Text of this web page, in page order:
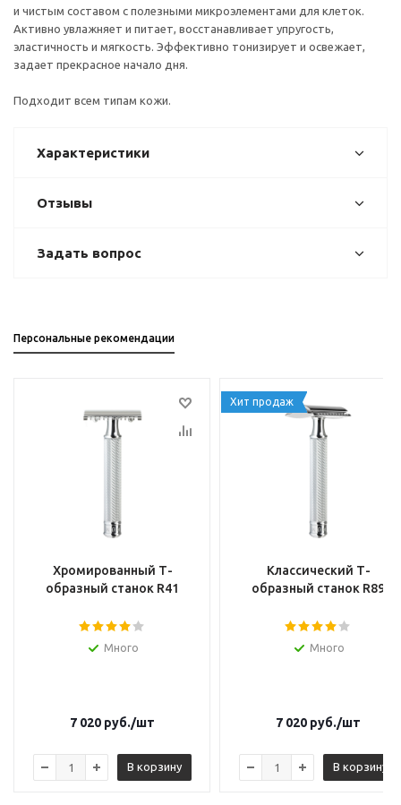
и чистым составом с полезными микроэлементами для клеток.
Активно увлажняет и питает, восстанавливает упругость,
эластичность и мягкость. Эффективно тонизирует и освежает,
задает прекрасное начало дня.
Подходит всем типам кожи.
Характеристики
Отзывы
Задать вопрос
Персональные рекомендации
Хромированный Т-
образный станок R41
Много
7 020 руб./шт
В корзину
Хит продаж
Классический Т-
образный станок R89
Много
7 020 руб./шт
В корзину